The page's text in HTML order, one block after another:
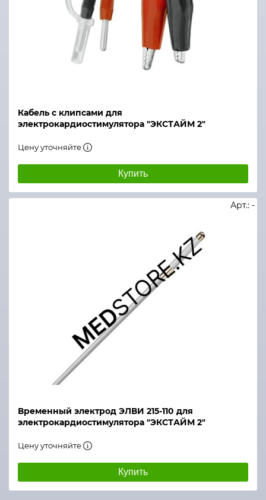
Кабель с клипсами для
электрокардиостимулятора "ЭКСТАЙМ 2"
Цену уточняйте
Купить
Временный электрод ЭЛВИ 215-110 для
электрокардиостимулятора "ЭКСТАЙМ 2"
Арт.: -
Цену уточняйте
Купить